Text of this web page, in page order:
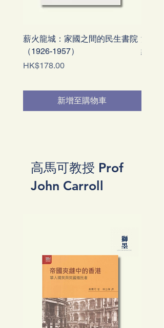
薪火龍城：家國之間的民生書院
（1926-1957）
價格
HK$178.00
新增至購物車
潘廣
紀錄
高馬可教授 Prof
John Carroll